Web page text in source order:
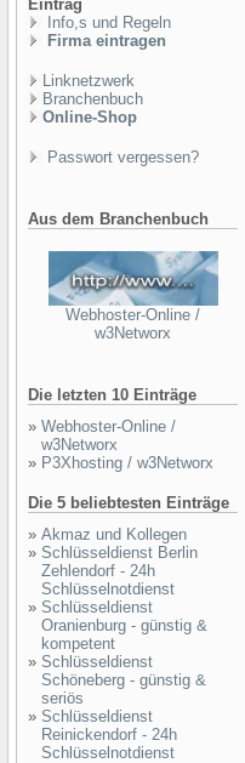
Eintrag
Info,s und Regeln
Firma eintragen
Linknetzwerk
Branchenbuch
Online-Shop
Passwort vergessen?
Aus dem Branchenbuch
Webhoster-Online /
w3Networx
Die letzten 10 Einträge
» Webhoster-Online /
w3Networx
» P3Xhosting / w3Networx
Die 5 beliebtesten Einträge
» Akmaz und Kollegen
» Schlüsseldienst Berlin
Zehlendorf - 24h
Schlüsselnotdienst
» Schlüsseldienst
Oranienburg - günstig &
kompetent
» Schlüsseldienst
Schöneberg - günstig &
seriös
» Schlüsseldienst
Reinickendorf - 24h
Schlüsselnotdienst